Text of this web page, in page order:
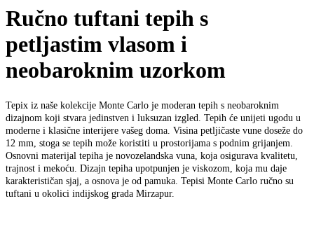
Ručno tuftani tepih s
petljastim vlasom i
neobaroknim uzorkom
Tepiх iz naše kolekcije Monte Carlo je moderan tepih s neobaroknim
dizajnom koji stvara jedinstven i luksuzan izgled. Tepih će unijeti ugodu u
moderne i klasične interijere vašeg doma. Visina petljičaste vune doseže do
12 mm, stoga se tepih može koristiti u prostorijama s podnim grijanjem.
Osnovni materijal tepiha je novozelandska vuna, koja osigurava kvalitetu,
trajnost i mekoću. Dizajn tepiha upotpunjen je viskozom, koja mu daje
karakterističan sjaj, a osnova je od pamuka. Tepisi Monte Carlo ručno su
tuftani u okolici indijskog grada Mirzapur.